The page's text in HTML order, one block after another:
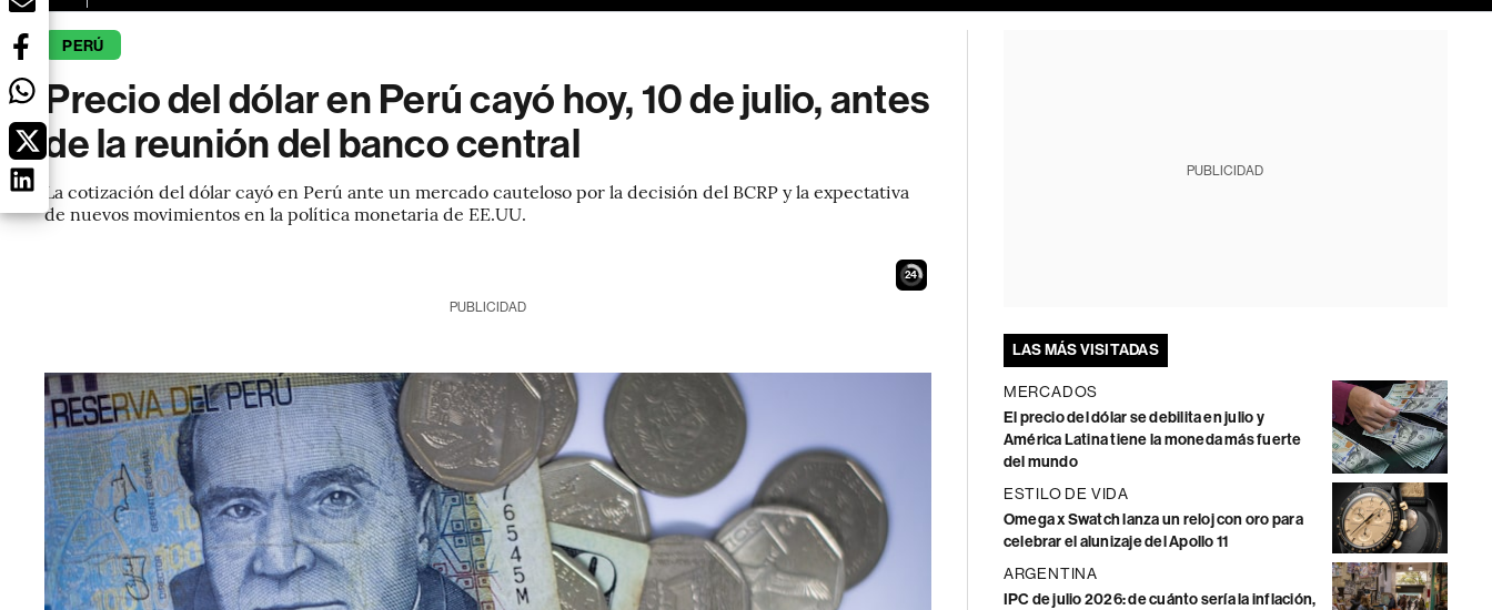
PERÚ
Precio del dólar en Perú cayó hoy, 10 de julio, antes
de la reunión del banco central
La cotización del dólar cayó en Perú ante un mercado cauteloso por la decisión del BCRP y la expectativa
de nuevos movimientos en la política monetaria de EE.UU.
22
PUBLICIDAD
PUBLICIDAD
LAS MÁS VISITADAS
MERCADOS
El precio del dólar se debilita en julio y
América Latina tiene la moneda más fuerte
del mundo
ESTILO DE VIDA
Omega x Swatch lanza un reloj con oro para
celebrar el alunizaje del Apollo 11
ARGENTINA
IPC de julio 2026: de cuánto sería la inflación,